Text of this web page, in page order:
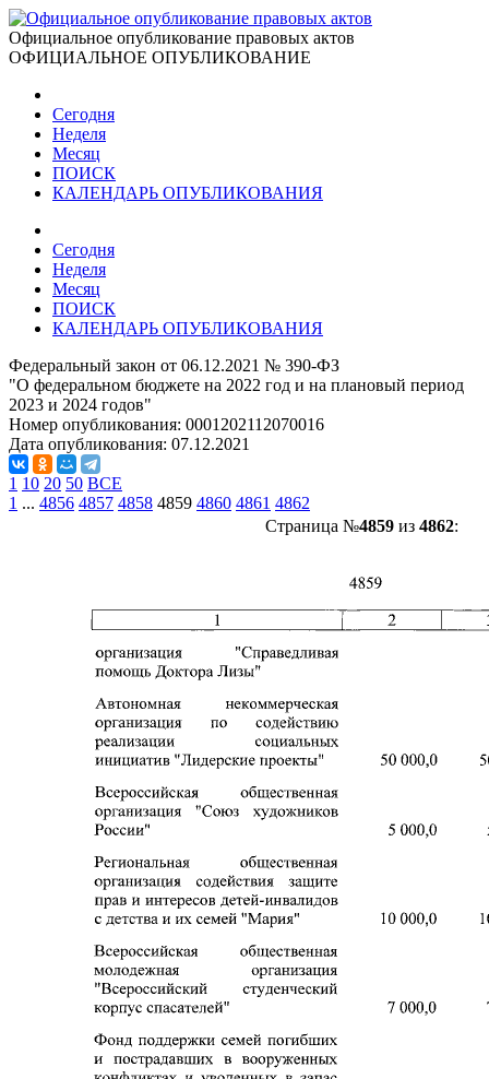
Официальное опубликование правовых актов
ОФИЦИАЛЬНОЕ ОПУБЛИКОВАНИЕ
Сегодня
Неделя
Месяц
ПОИСК
КАЛЕНДАРЬ ОПУБЛИКОВАНИЯ
Сегодня
Неделя
Месяц
ПОИСК
КАЛЕНДАРЬ ОПУБЛИКОВАНИЯ
Федеральный закон от 06.12.2021 № 390-ФЗ
"О федеральном бюджете на 2022 год и на плановый период
2023 и 2024 годов"
Номер опубликования: 0001202112070016
Дата опубликования: 07.12.2021
1 10 20 50 ВСЕ
1 ... 4856 4857 4858 4859 4860 4861 4862
Страница №4859из 4862: